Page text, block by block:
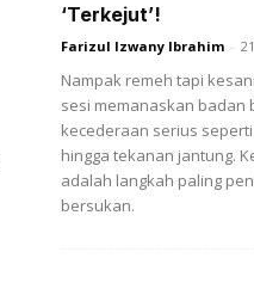
‘Terkejut’!
Farizul Izwany Ibrahim -
Nampak remeh tapi
sesi memanaskan badan
kecederaan serius
hingga tekanan jantung.
adalah langkah paling
bersukan.